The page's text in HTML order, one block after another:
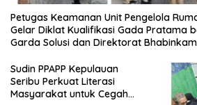
Petugas Keamanan Unit Pengelola
Gelar Diklat Kualifikasi Gada Pratama
Garda Solusi dan Direktorat
Sudin PPAPP Kepulauan
Seribu Perkuat Literasi
Masyarakat untuk Cegah